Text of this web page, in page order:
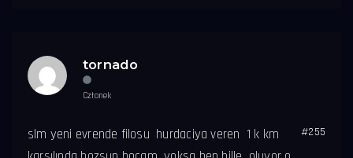
tornado
Członek
#255
slm yeni evrende filosu hurdaciya veren 1 k km